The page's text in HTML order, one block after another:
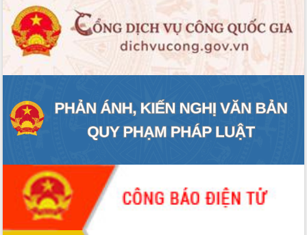
VĂN BẢN HĐND TỈNH
ĐIỂM TIN VĂN BẢN